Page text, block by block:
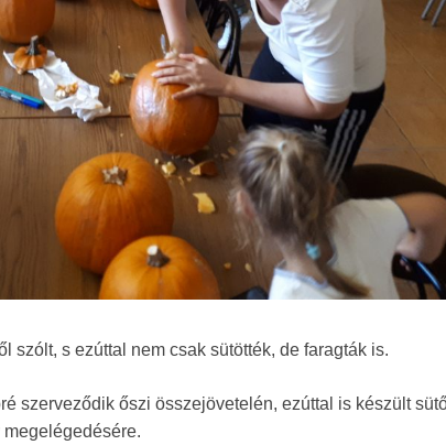
szólt, s ezúttal nem csak sütötték, de faragták is.
szerveződik őszi összejövetelén, ezúttal is készült